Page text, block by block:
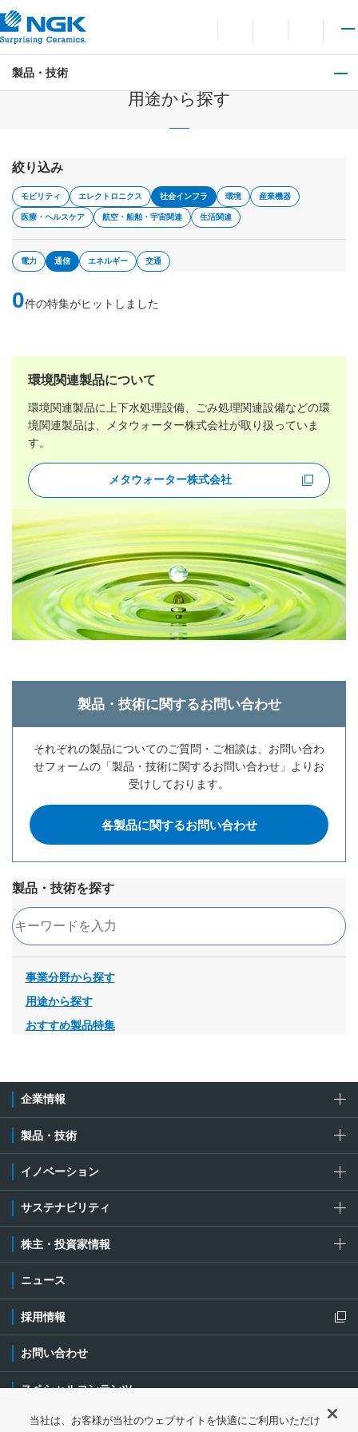
言語切り替えメニュー
サイト内検索を開
お問い合わせ
メイ
製品・技術
用途から探す
絞り込み
モビリティ エレクトロニクス 社会インフラ 環境 産業機器
医療・ヘルスケア 航空・船舶・宇宙関連 生活関連
電力 通信 エネルギー 交通
0件の特集がヒットしました
環境関連製品について
環境関連製品に上下水処理設備、ごみ処理関連設備などの環
境関連製品は、
メタウォーター株式会社が取り扱っていま
す。
メタウォーター株式会社新規ウィンドウを開きます
製品・技術に関するお問い合わせ
それぞれの製品についてのご質問・ご相談は、お問い合わ
せフォームの「製品・技術に関するお問い合わせ」よりお
受けしております。
各製品に関するお問い合わせ
製品・技術を探す
事業分野から探す
用途から探す
おすすめ製品特集
企業情報
製品・技術
イノベーション
サステナビリティ
株主・投資家情報
ニュース
採用情報
新規ウィンドウを開きます
お問い合わせ
スペシャルコンテンツ
ご利用条件・ご注意 プライバシーポリシー
新規ウィンドウを開き
当社は、お客様が当社のウェブサイトを快適にご利用いただけ